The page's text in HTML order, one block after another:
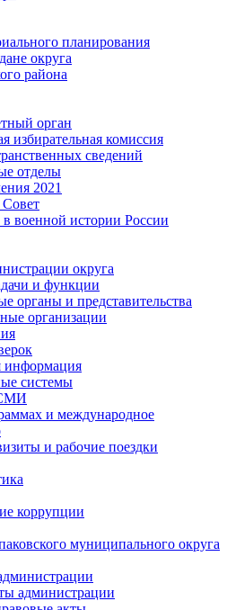
планирования
округа
района
орган
избирательная комиссия
сведений
отделы
2021
военной истории России
округа
и функции
органы и представительства
организации
информация
системы
и международное
и рабочие поездки
коррупции
муниципального округа
администрации